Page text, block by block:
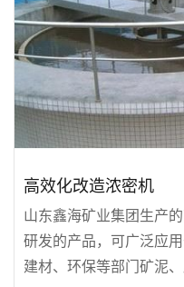
高效化改造浓密机
山东鑫海矿业集团生产
研发的产品，可广泛应
建材、环保等部门矿泥